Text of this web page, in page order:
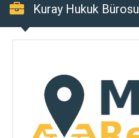
Kuray Hukuk Bürosu